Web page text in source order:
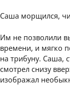
Саша морщился,
Им не позволили
времени, и мягко
на трибуну. Саша,
смотрел снизу
изображал